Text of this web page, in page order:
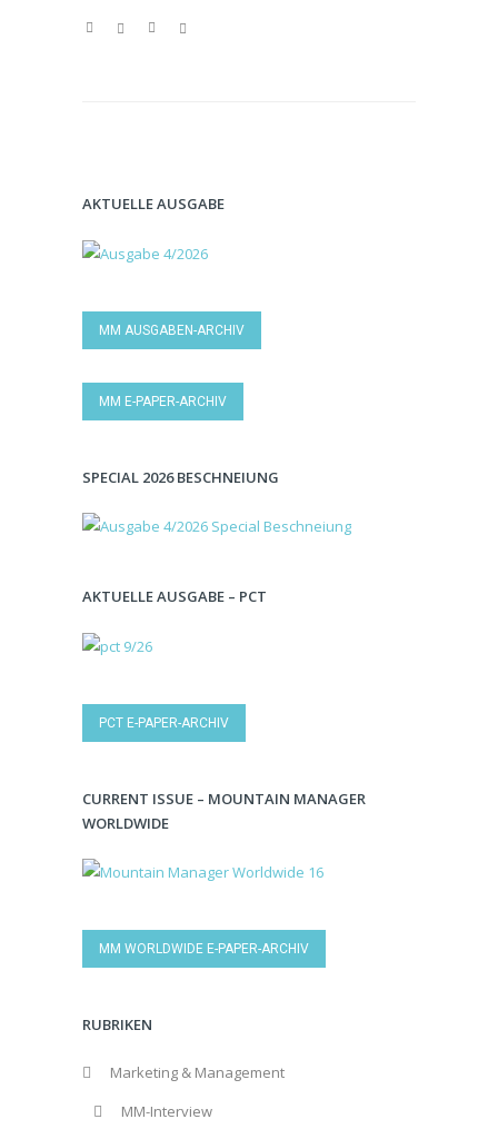
AKTUELLE AUSGABE
MM AUSGABEN-ARCHIV
MM E-PAPER-ARCHIV
SPECIAL 2026 BESCHNEIUNG
AKTUELLE AUSGABE – PCT
PCT E-PAPER-ARCHIV
CURRENT ISSUE – MOUNTAIN MANAGER
WORLDWIDE
MM WORLDWIDE E-PAPER-ARCHIV
RUBRIKEN
Marketing & Management
MM-Interview